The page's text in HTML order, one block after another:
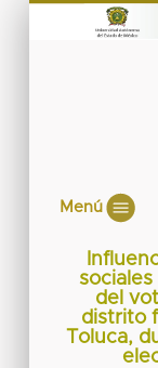
Menú
sociales
del
distrito
Toluca,